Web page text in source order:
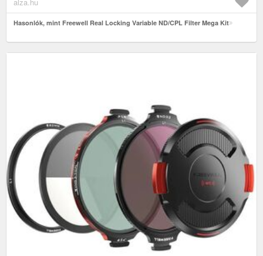
Hasonlók, mint Freewell Real Locking Variable ND/CPL Filter Mega Kit